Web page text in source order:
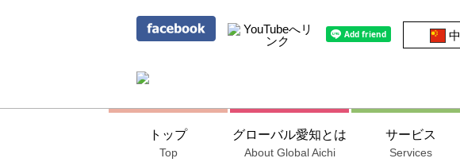
トップ
Top
グローバル愛知とは
About Global Aichi
サービス
Services